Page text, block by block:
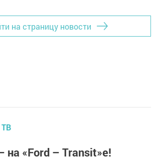
на страницу новости
на «Ford – Transit»е!